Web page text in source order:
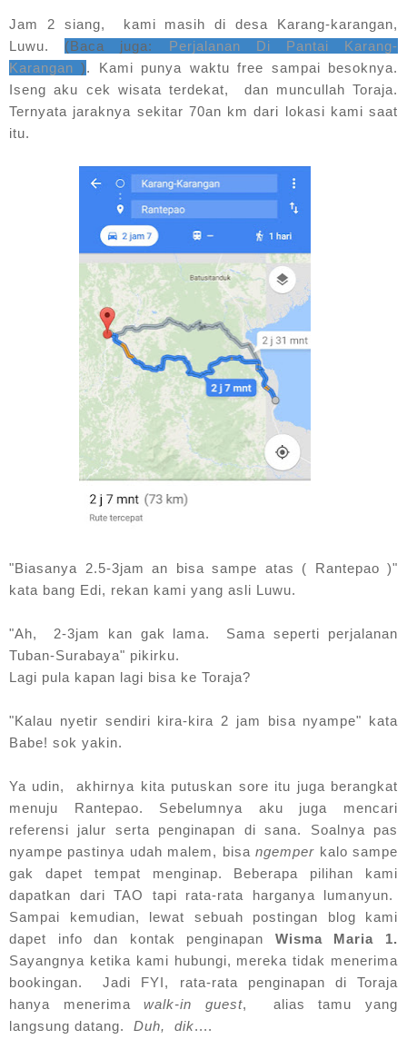
Jam 2 siang, kami masih di desa Karang-karangan,
Luwu. (Baca juga: Perjalanan Di Pantai Karang-
Karangan ). Kami punya waktu free sampai besoknya.
Iseng aku cek wisata terdekat, dan muncullah Toraja.
Ternyata jaraknya sekitar 70an km dari lokasi kami saat
itu.
"Biasanya 2.5-3jam an bisa sampe atas ( Rantepao )"
kata bang Edi, rekan kami yang asli Luwu.
"Ah, 2-3jam kan gak lama. Sama seperti perjalanan
Tuban-Surabaya" pikirku.
Lagi pula kapan lagi bisa ke Toraja?
"Kalau nyetir sendiri kira-kira 2 jam bisa nyampe" kata
Babe! sok yakin.
Ya udin, akhirnya kita putuskan sore itu juga berangkat
menuju Rantepao. Sebelumnya aku juga mencari
referensi jalur serta penginapan di sana. Soalnya pas
nyampe pastinya udah malem, bisangemper kalo sampe
gak dapet tempat menginap. Beberapa pilihan kami
dapatkan dari TAO tapi rata-rata harganya lumanyun.
Sampai kemudian, lewat sebuah postingan blog kami
dapet info dan kontak penginapan Wisma Maria 1.
Sayangnya ketika kami hubungi, mereka tidak menerima
bookingan. Jadi FYI, rata-rata penginapan di Toraja
hanya menerimawalk-in guest, alias tamu yang
langsung datang. Duh, dik....